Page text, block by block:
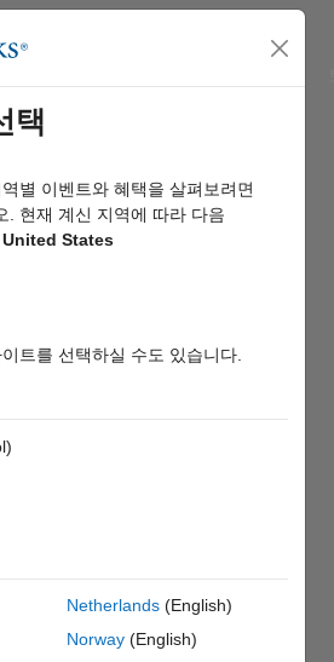
택
별 이벤트와 혜택을 살펴보려면
. 현재 계신 지역에 따라 다음
United States
트를 선택하실 수도 있습니다.
Netherlands(English)
Norway(English)